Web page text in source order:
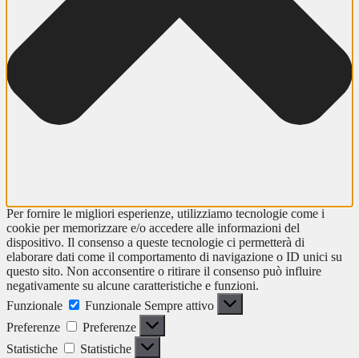
Per fornire le migliori esperienze, utilizziamo tecnologie come i
cookie per memorizzare e/o accedere alle informazioni del
dispositivo. Il consenso a queste tecnologie ci permetterà di
elaborare dati come il comportamento di navigazione o ID unici su
questo sito. Non acconsentire o ritirare il consenso può influire
negativamente su alcune caratteristiche e funzioni.
Funzionale
Funzionale Sempre attivo
Preferenze
Preferenze
Statistiche
Statistiche